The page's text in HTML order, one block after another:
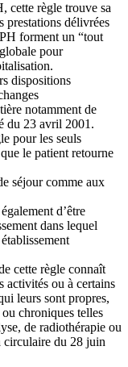
cette règle trouve sa
prestations délivrées
forment un “tout
pour
dispositions
notamment de
du 23 avril 2001.
pour les seuls
le patient retourne
séjour comme aux
d’être
dans lequel
cette règle connaît
activités ou à certains
leurs sont propres,
chroniques telles
de radiothérapie ou
circulaire du 28 juin